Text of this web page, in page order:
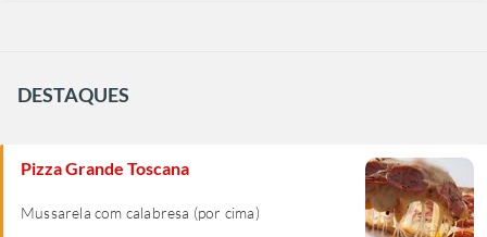
DESTAQUES
Pizza Grande Toscana
Mussarela com calabresa (por cima)